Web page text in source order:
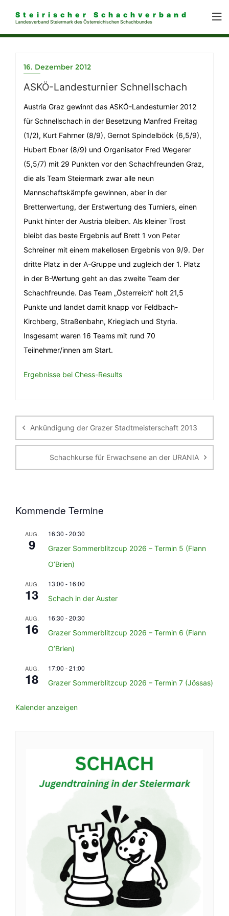
Steirischer Schachverband
Landesverband Steiermark des Österreichischen Schachbundes
16. Dezember 2012
ASKÖ-Landesturnier Schnellschach
Austria Graz gewinnt das ASKÖ-Landesturnier 2012
für Schnellschach in der Besetzung Manfred Freitag
(1/2), Kurt Fahrner (8/9), Gernot Spindelböck (6,5/9),
Hubert Ebner (8/9) und Organisator Fred Wegerer
(5,5/7) mit 29 Punkten vor den Schachfreunden Graz,
die als Team Steiermark zwar alle neun
Mannschaftskämpfe gewinnen, aber in der
Bretterwertung, der Erstwertung des Turniers, einen
Punkt hinter der Austria bleiben. Als kleiner Trost
bleibt das beste Ergebnis auf Brett 1 von Peter
Schreiner mit einem makellosen Ergebnis von 9/9. Der
dritte Platz in der A-Gruppe und zugleich der 1. Platz
in der B-Wertung geht an das zweite Team der
Schachfreunde. Das Team „Österreich“ holt 21,5
Punkte und landet damit knapp vor Feldbach-
Kirchberg, Straßenbahn, Krieglach und Styria.
Insgesamt waren 16 Teams mit rund 70
Teilnehmer/innen am Start.
Ergebnisse bei Chess-Results
Ankündigung der Grazer Stadtmeisterschaft 2013
Schachkurse für Erwachsene an der URANIA
Kommende Termine
AUG.
9
16:30 -20:30
Grazer Sommerblitzcup 2026 – Termin 5 (Flann
O’Brien)
AUG.
13
13:00 - 16:00
Schach in der Auster
AUG.
16
16:30 -20:30
Grazer Sommerblitzcup 2026 – Termin 6 (Flann
O’Brien)
AUG.
18
17:00 -21:00
Grazer Sommerblitzcup 2026 – Termin 7 (Jössas)
Kalender anzeigen